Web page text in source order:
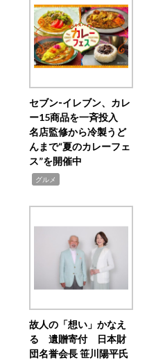
セブン‐イレブン、カレ
ー15商品を一斉投入
名店監修から冷製うど
んまで“夏のカレーフェ
ス”を開催中
グルメ
故人の「想い」かなえ
る 遺贈寄付 日本財
団名誉会長 笹川陽平氏